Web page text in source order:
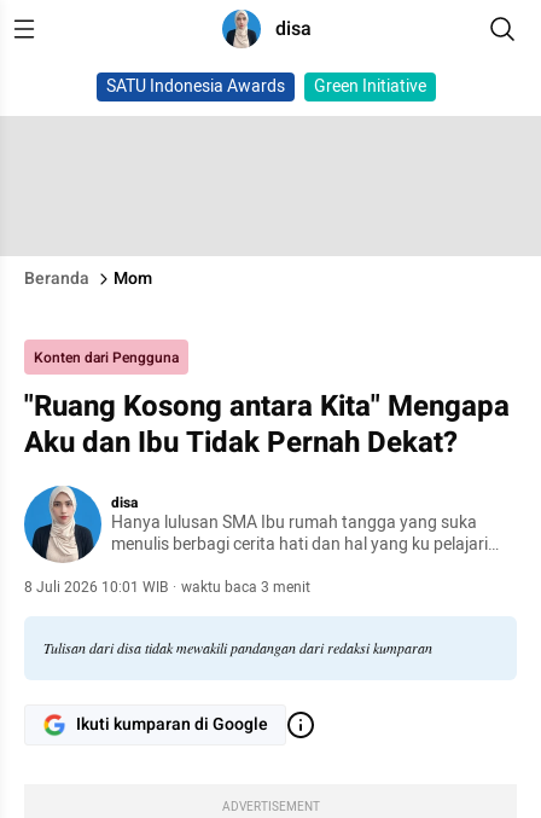
disa
SATU Indonesia Awards Green Initiative
Beranda Mom
Konten dari Pengguna
"Ruang Kosong antara Kita" Mengapa
Aku dan Ibu Tidak Pernah Dekat?
disa
Hanya lulusan SMA Ibu rumah tangga yang suka
menulis berbagi cerita hati dan hal yang ku pelajari
kalian Baca artikel ku dan temukan inspirasi mu.
8 Juli 2026 10:01 WIB · waktu baca 3 menit
Tulisan dari disa tidak mewakili pandangan dari redaksi kumparan
Ikuti kumparan di Google
ADVERTISEMENT